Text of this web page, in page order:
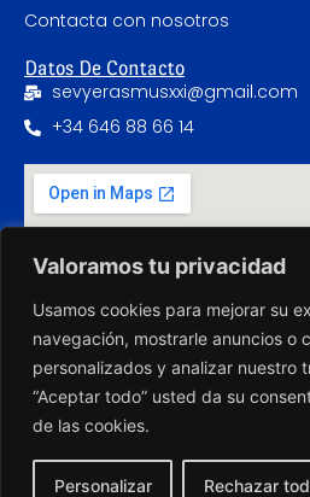
Valoramos tu privacidad
Usamos cookies para mejorar su
navegación, mostrarle anuncios o
personalizados y analizar nuestro
“Aceptar todo” usted da su
de las cookies.
Personalizar Rechazar
Contacta con nosotros
Datos De Contacto
sevyerasmusxxi@gmail.com
+34 646 88 66 14